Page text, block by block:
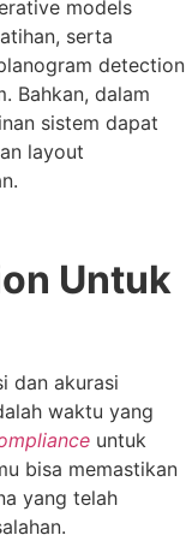
models
serta
detection
Bahkan, dalam
sistem dapat
layout
Untuk
dan akurasi
waktu yang
untuk
bisa memastikan
yang telah